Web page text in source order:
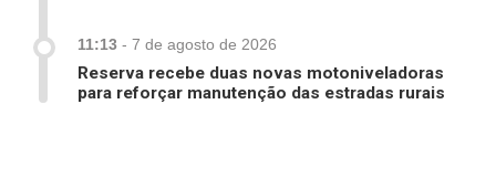
11:13 - 7 de agosto de 2026
Reserva recebe duas novas motoniveladoras
para reforçar manutenção das estradas rurais